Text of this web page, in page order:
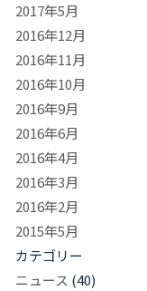
2017年5月
2016年12月
2016年11月
2016年10月
2016年9月
2016年6月
2016年4月
2016年3月
2016年2月
2015年5月
カテゴリー
ニュース (40)